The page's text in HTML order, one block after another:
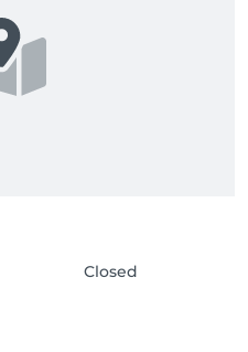
Closed